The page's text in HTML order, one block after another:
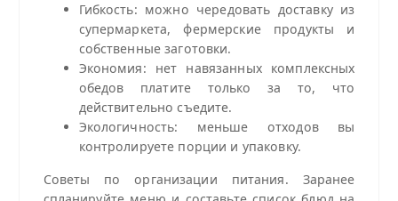
Гибкость: можно чередовать доставку из
супермаркета, фермерские продукты и
собственные заготовки.
Экономия: нет навязанных комплексных
обедов платите только за то, что
действительно съедите.
Экологичность: меньше отходов вы
контролируете порции и упаковку.
Советы по организации питания. Заранее